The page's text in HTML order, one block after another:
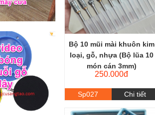
Bộ 10 mũi mài khuôn kim
loại, gỗ, nhựa (Bộ lũa 10
món cán 3mm)
250.000đ
Sp027 Chi tiết